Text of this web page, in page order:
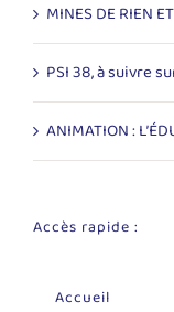
MINES DE RIEN
PSI 38, à suivre
ANIMATION :
Accès rapide :
Accueil